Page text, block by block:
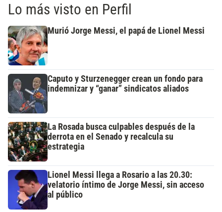
Lo más visto en Perfil
Murió Jorge Messi, el papá de Lionel Messi
Caputo y Sturzenegger crean un fondo para
indemnizar y “ganar” sindicatos aliados
La Rosada busca culpables después de la
derrota en el Senado y recalcula su
estrategia
Lionel Messi llega a Rosario a las 20.30:
velatorio íntimo de Jorge Messi, sin acceso
al público